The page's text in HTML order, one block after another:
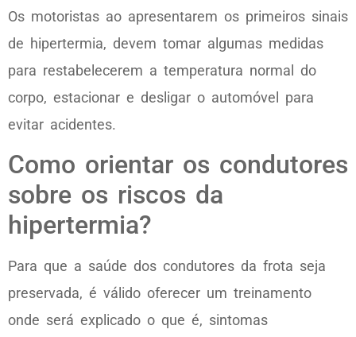
Os motoristas ao apresentarem os primeiros sinais
de hipertermia, devem tomar algumas medidas
para restabelecerem a temperatura normal do
corpo, estacionar e desligar o automóvel para
evitar acidentes.
Como orientar os condutores
sobre os riscos da
hipertermia?
Para que a saúde dos condutores da frota seja
preservada, é válido oferecer um treinamento
onde será explicado o que é, sintomas